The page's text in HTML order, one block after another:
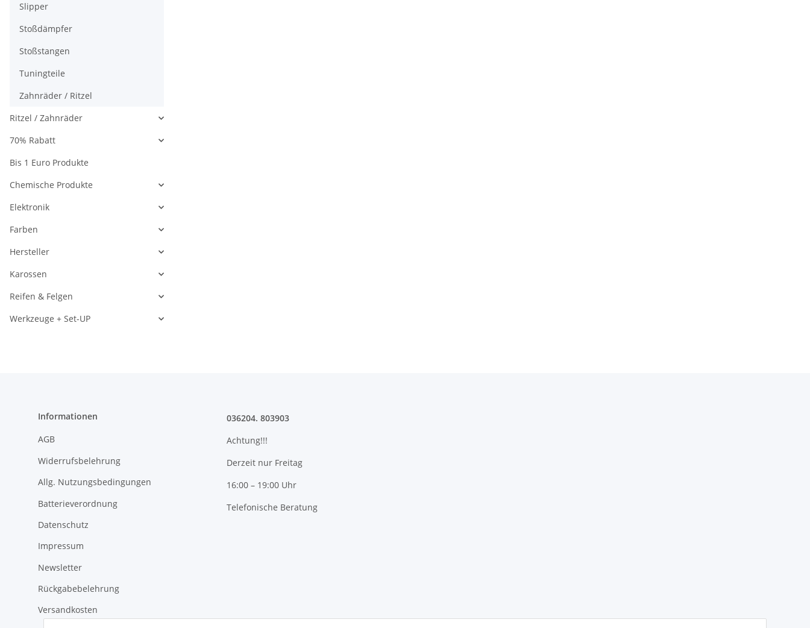
Slipper
Stoßdämpfer
Stoßstangen
Tuningteile
Zahnräder / Ritzel
Ritzel / Zahnräder
70% Rabatt
Bis 1 Euro Produkte
Chemische Produkte
Elektronik
Farben
Hersteller
Karossen
Reifen & Felgen
Werkzeuge + Set-UP
Informationen
AGB
Widerrufsbelehrung
Allg. Nutzungsbedingungen
Batterieverordnung
Datenschutz
Impressum
Newsletter
Rückgabebelehrung
Versandkosten
036204. 803903
Achtung!!!
Derzeit nur Freitag
16:00 – 19:00 Uhr
Telefonische Beratung